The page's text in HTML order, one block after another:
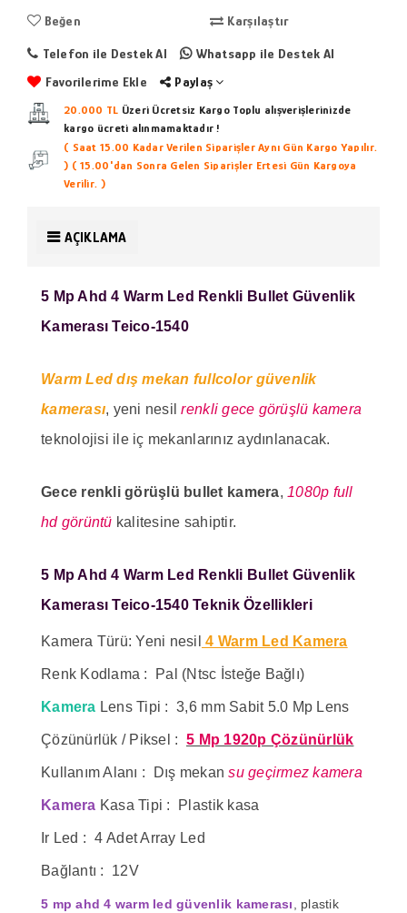
Beğen Karşılaştır
Telefon ile Destek Al
Whatsapp ile Destek Al
Favorilerime Ekle
Paylaş
20.000 TL Üzeri Ücretsiz Kargo Toplu alışverişlerinizde
kargo ücreti alınmamaktadır !
( Saat 15.00 Kadar Verilen Siparişler Aynı Gün Kargo Yapılır.
) ( 15.00'dan Sonra Gelen Siparişler Ertesi Gün Kargoya
Verilir. )
AÇIKLAMA
5 Mp Ahd 4 Warm Led Renkli Bullet Güvenlik
Kamerası Teico-1540
Warm Led dış mekan fullcolor güvenlik
kamerası, yeni nesil renkli gece görüşlü kamera
teknolojisi ile iç mekanlarınız aydınlanacak.
Gece renkli görüşlü bullet kamera, 1080p full
hd görüntü kalitesine sahiptir.
5 Mp Ahd 4 Warm Led Renkli Bullet Güvenlik
Kamerası Teico-1540Teknik Özellikleri
Kamera Türü: Yeni nesil 4 Warm Led Kamera
Renk Kodlama : Pal (Ntsc İsteğe Bağlı)
Kamera Lens Tipi : 3,6 mm Sabit 5.0 Mp Lens
Çözünürlük / Piksel : 5 Mp 1920p Çözünürlük
Kullanım Alanı : Dış mekansu geçirmez kamera
Kamera Kasa Tipi : Plastik kasa
Ir Led : 4 Adet Array Led
Bağlantı : 12V
5 mp ahd 4 warm led güvenlik kamerası, plastik